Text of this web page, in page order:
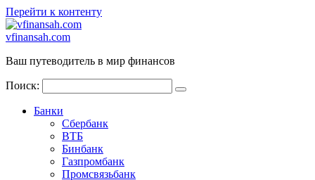
Перейти к контенту
vfinansah.com
Ваш путеводитель в мир финансов
Поиск:
Банки
Сбербанк
ВТБ
Бинбанк
Газпромбанк
Промсвязьбанк